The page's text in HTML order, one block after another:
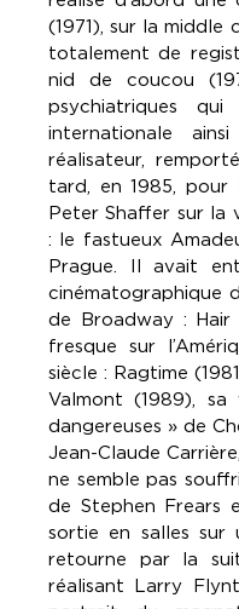
(1971), sur la middle
totalement de
nid de coucou
psychiatriques
internationale
réalisateur,
tard, en 1985, pour
Peter Shaffer sur la
: le fastueux
Prague. Il avait
cinématographique
de Broadway : Hair
fresque sur
siècle : Ragtime
Valmont (1989), sa
dangereuses » de
Jean-Claude
ne semble pas
de Stephen Frears
sortie en salles sur
retourne par la
réalisant Larry